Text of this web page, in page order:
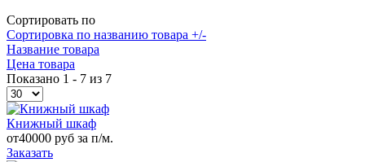
Сортировать по
Сортировка по названию товара +/-
Название товара
Цена товара
Показано 1 - 7 из 7
Книжный шкаф
от40000 руб за п/м.
Заказать